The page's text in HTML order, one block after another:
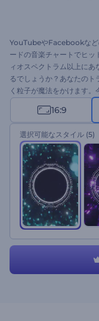
YouTubeやFacebookなど
ードの音楽チャートでヒ
ィオスペクトラム以上に
るでしょうか？あなたのト
く粒子が魔法をかけます
16:9
選択可能なスタイル (5)